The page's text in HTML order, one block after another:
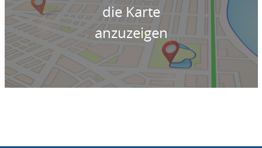
die Karte
anzuzeigen